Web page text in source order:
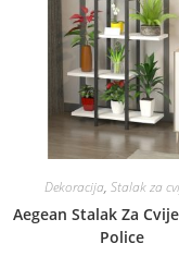
Dekoracija, Stalak za
Aegean Stalak Za
Police